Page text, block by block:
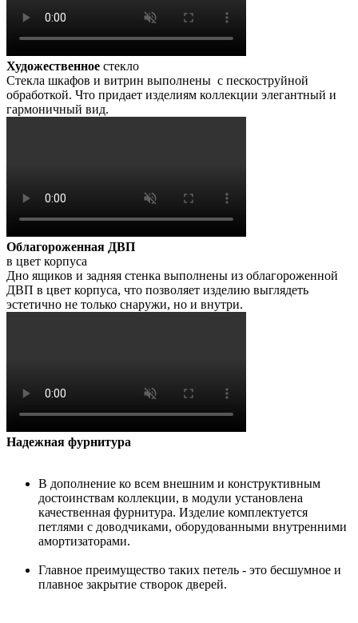
Художественное стекло
Стекла шкафов и витрин выполнены с пескоструйной
обработкой. Что придает изделиям коллекции элегантный и
гармоничный вид.
Облагороженная ДВП
в цвет корпуса
Дно ящиков и задняя стенка выполнены из облагороженной
ДВП в цвет корпуса, что позволяет изделию выглядеть
эстетично не только снаружи, но и внутри.
Надежная фурнитура
В дополнение ко всем внешним и конструктивным
достоинствам коллекции, в модули установлена
качественная фурнитура. Изделие комплектуется
петлями с доводчиками, оборудованными внутренними
амортизаторами.
Главное преимущество таких петель - это бесшумное и
плавное закрытие створок дверей.